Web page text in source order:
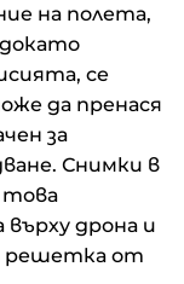
на полета,
докато
се
да пренася
за
Снимки в
това
дрона и
решетка от